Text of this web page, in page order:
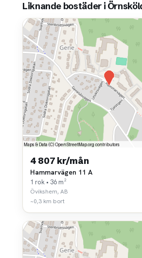
Liknande bostäder i
4 807 kr/mån
Hammarvägen 11 A
1 rok • 36 m²
Övikshem, AB
~0,3 km bort